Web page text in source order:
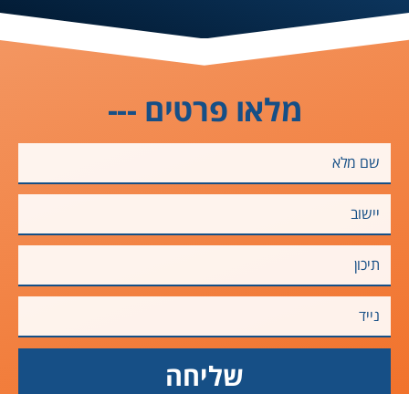
מלאו פרטים ---
שליחה